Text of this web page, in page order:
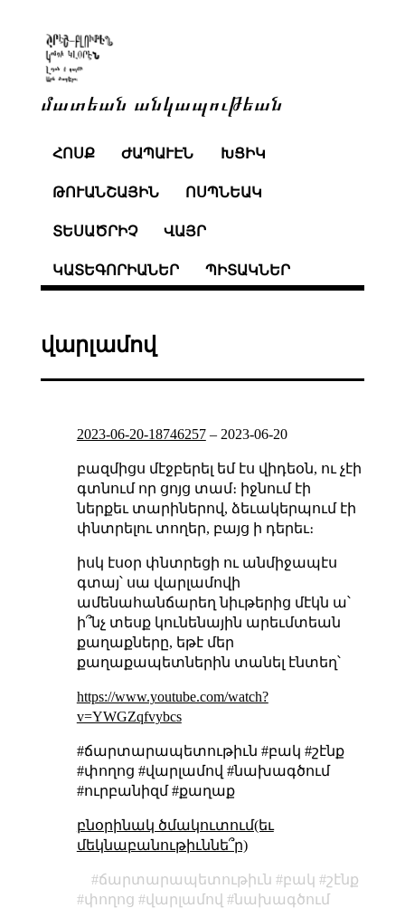
մատեան անկապութեան
ՀՈՍՔ ԺԱՊԱՒԷՆ ԽՑԻԿ
ԹՈՒԱՆՇԱՅԻՆ ՈՍՊՆԵԱԿ
ՏԵՍԱԾՐԻՉ ՎԱՅՐ
ԿԱՏԵԳՈՐԻԱՆԵՐ ՊԻՏԱԿՆԵՐ
վարլամով
2023-06-20-18746257– 2023-06-20
բազմիցս մէջբերել եմ էս վիդեօն, ու չէի
գտնում որ ցոյց տամ։ իջնում էի
ներքեւ տարիներով, ձեւակերպում էի
փնտրելու տողեր, բայց ի դերեւ։
իսկ էսօր փնտրեցի ու անմիջապէս
գտայ՝ սա վարլամովի
ամենահանճարեղ նիւթերից մէկն ա՝
ի՞նչ տեսք կունենային արեւմտեան
քաղաքները, եթէ մեր
քաղաքապետներին տանել էնտեղ՝
https://www.youtube.com/watch?
v=YWGZqfvybcs
#ճարտարապետութիւն #բակ #շէնք
#փողոց #վարլամով #նախագծում
#ուրբանիզմ #քաղաք
բնօրինակ ծմակուտում(եւ
մեկնաբանութիւննե՞ր)
ճարտարապետութիւն բակ
շէնք
փողոց
վարլամով
նախագծում